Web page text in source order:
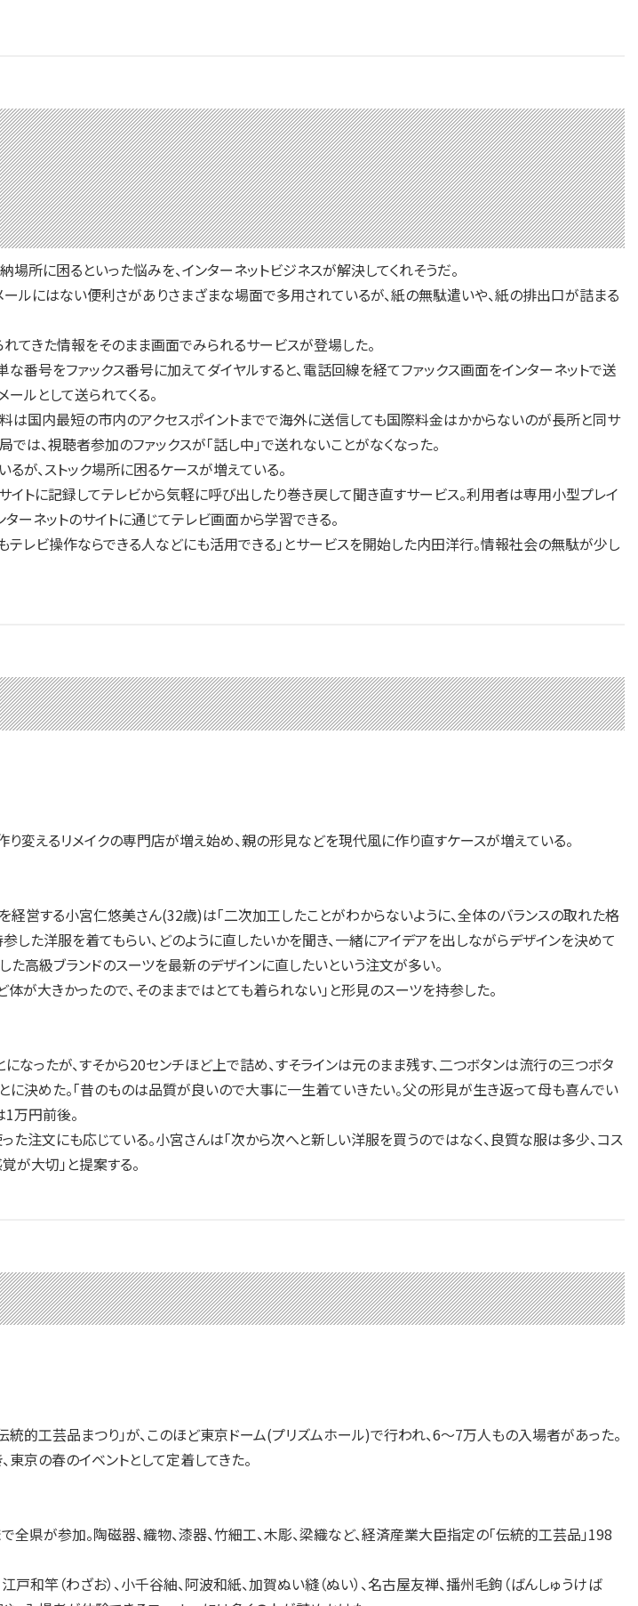
所に困るといった悩みを、インターネットビジネスが解決してくれそうだ。
ルにはない便利さがありさまざまな場面で多用されているが、紙の無駄遣いや、紙の排出口が詰まる
てきた情報をそのまま画面でみられるサービスが登場した。
号をファックス番号に加えてダイヤルすると、電話回線を経てファックス画面をインターネットで送
ルとして送られてくる。
は国内最短の市内のアクセスポイントまでで海外に送信しても国際料金はかからないのが長所と同サ
は、視聴者参加のファックスが「話し中」で送れないことがなくなった。
、ストック場所に困るケースが増えている。
トに記録してテレビから気軽に呼び出したり巻き戻して聞き直すサービス。利用者は専用小型プレイ
ネットのサイトに通じてテレビ画面から学習できる。
テレビ操作ならできる人などにも活用できる」とサービスを開始した内田洋行。情報社会の無駄が少し
変えるリメイクの専門店が増え始め、親の形見などを現代風に作り直すケースが増えている。
経営する小宮仁悠美さん(32歳)は「二次加工したことがわからないように、全体のバランスの取れた格
した洋服を着てもらい、どのように直したいかを聞き、一緒にアイデアを出しながらデザインを決めて
た高級ブランドのスーツを最新のデザインに直したいという注文が多い。
が大きかったので、そのままではとても着られない」と形見のスーツを持参した。
なったが、すそから20センチほど上で詰め、すそラインは元のまま残す、二つボタンは流行の三つボタ
に決めた。「昔のものは品質が良いので大事に一生着ていきたい。父の形見が生き返って母も喜んでい
1万円前後。
注文にも応じている。小宮さんは「次から次へと新しい洋服を買うのではなく、良質な服は多少、コス
が大切」と提案する。
的工芸品まつり」が、このほど東京ドーム(プリズムホール)で行われ、6～7万人もの入場者があった。
京の春のイベントとして定着してきた。
県が参加。陶磁器、織物、漆器、竹細工、木彫、梁織など、経済産業大臣指定の「伝統的工芸品」198
和竿（わざお）、小千谷紬、阿波和紙、加賀ぬい縫（ぬい）、名古屋友禅、播州毛鉤（ばんしゅうけば